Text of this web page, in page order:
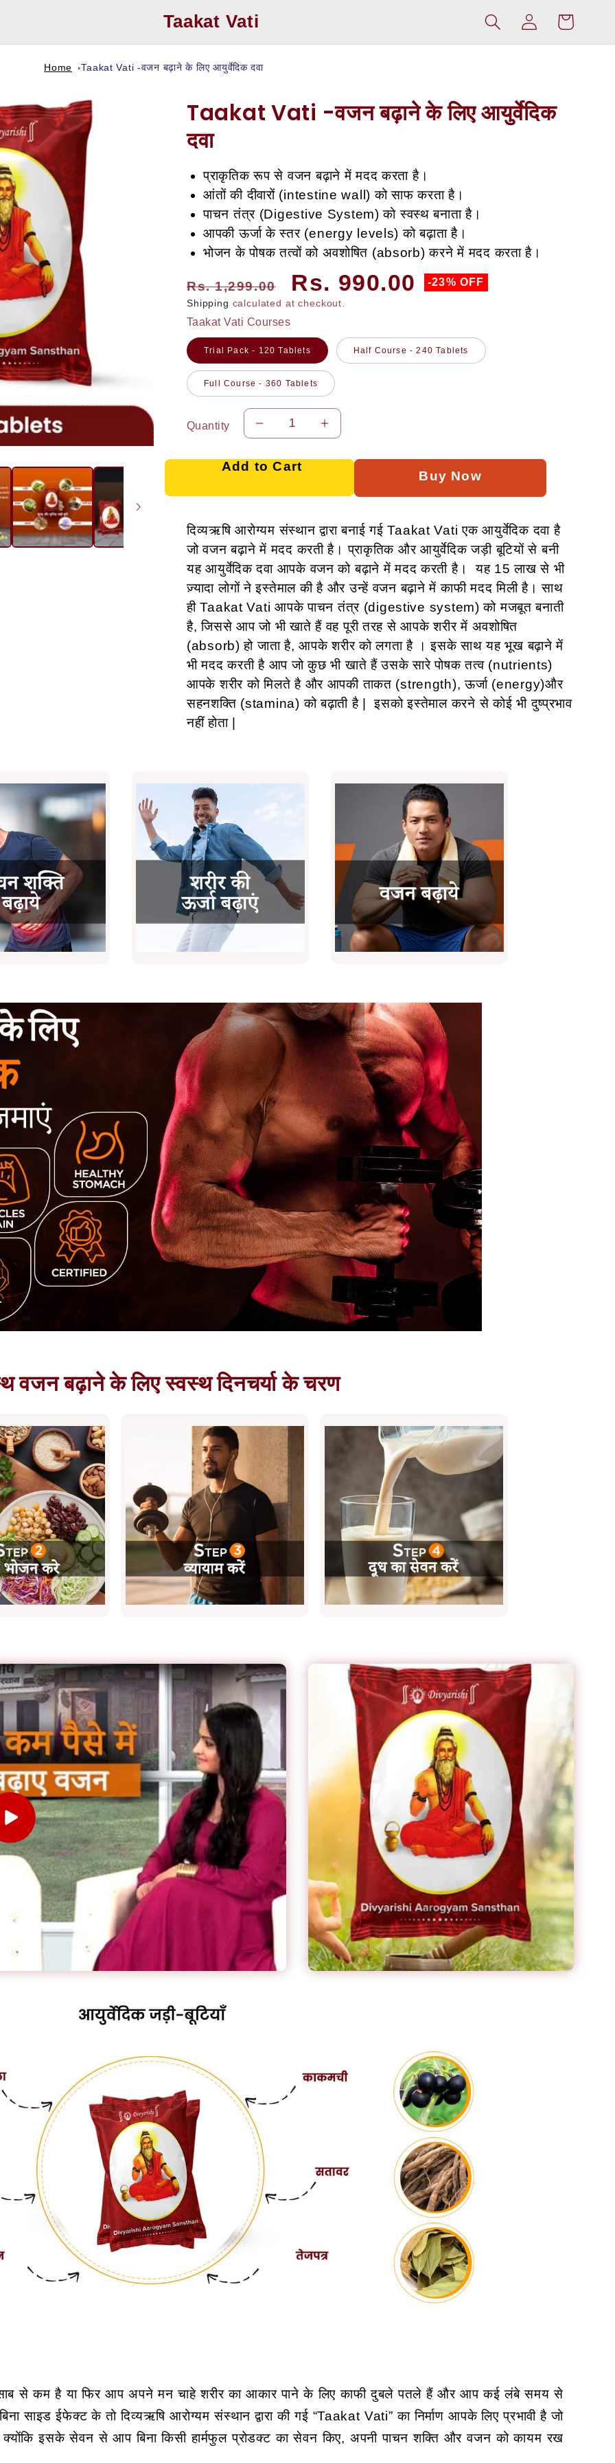
Taakat Vati
Log
in
Cart
Home Taakat Vati -वजन बढ़ाने के लिए आयुर्वेदिक दवा
Taakat Vati -वजन बढ़ाने के लिए आयुर्वेदिक
दवा
प्राकृतिक रूप से वजन बढ़ाने में मदद करता है।
आंतों की दीवारों (intestine wall) को साफ करता है।
पाचन तंत्र (Digestive System) को स्वस्थ बनाता है।
आपकी ऊर्जा के स्तर (energy levels) को बढ़ाता है।
भोजन के पोषक तत्वों को अवशोषित (absorb) करने में मदद करता है।
Regular
price
Rs. 1,299.00
Sale
price
Rs. 990.00 -23% OFF
Shipping calculated at checkout.
Taakat Vati Courses
Trial Pack - 120 Tablets Half Course - 240 Tablets
Full Course - 360 Tablets
Quantity
Decrease
for
-वजन
बढ़ाने
के
लिए
आयुर्वेदिक
दवा
Increase
बढ़ाने
के
लिए
आयुर्वेदिक
दवा
Add to Cart
दिव्यऋषि आरोग्यम संस्थान द्वारा बनाई गई Taakat Vati एक आयुर्वेदिक दवा है
जो वजन बढ़ाने में मदद करती है। प्राकृतिक और आयुर्वेदिक जड़ी बूटियों से बनी
यह आयुर्वेदिक दवा आपके वजन को बढ़ाने में मदद करती है। यह 15 लाख से भी
ज़्यादा लोगों ने इस्तेमाल की है और उन्हें वजन बढ़ाने में काफी मदद मिली है। साथ
ही Taakat Vati आपके पाचन तंत्र (digestive system) को मजबूत बनाती
है, जिससे आप जो भी खाते हैं वह पूरी तरह से आपके शरीर में अवशोषित
(absorb) हो जाता है, आपके शरीर को लगता है । इसके साथ यह भूख बढ़ाने में
भी मदद करती है आप जो कुछ भी खाते हैं उसके सारे पोषक तत्व (nutrients)
आपके शरीर को मिलते है और आपकी ताकत (strength), ऊर्जा (energy)और
सहनशक्ति (stamina) को बढ़ाती है | इसको इस्तेमाल करने से कोई भी दुष्प्रभाव
नहीं होता |
वजन बढ़ाने के लिए स्वस्थ दिनचर्या के चरण
से कम है या फिर आप अपने मन चाहे शरीर का आकार पाने के लिए काफी दुबले पतले हैं और आप कई लंबे समय से
साइड ईफेक्ट के तो दिव्यऋषि आरोग्यम संस्थान द्वारा की गई “Taakat Vati” का निर्माण आपके लिए प्रभावी है जो
क्योंकि इसके सेवन से आप बिना किसी हार्मफुल प्रोडक्ट का सेवन किए, अपनी पाचन शक्ति और वजन को कायम रख